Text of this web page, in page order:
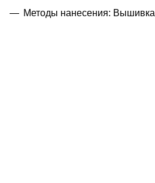
Методы нанесения: Вышивка